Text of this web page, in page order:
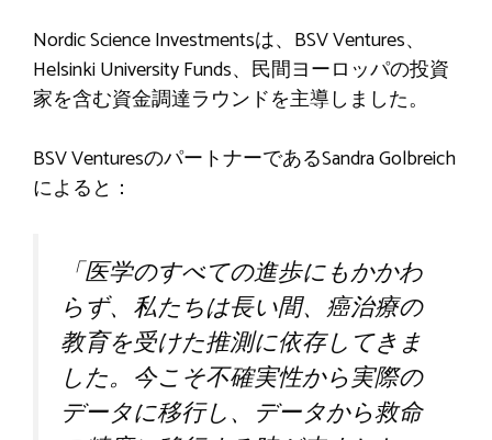
Nordic Sc​​ience Investmentsは、BSV Ventures、
Helsinki University Funds、民間ヨーロッパの投資
家を含む資金調達ラウンドを主導しました。
BSV VenturesのパートナーであるSandra Golbreich
によると：
「医学のすべての進歩にもかかわ
らず、私たちは長い間、癌治療の
教育を受けた推測に依存してきま
した。今こそ不確実性から実際の
データに移行し、データから救命